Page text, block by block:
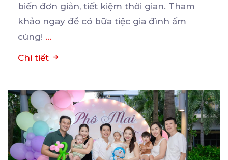
biến đơn giản, tiết kiệm thời gian. Tham
khảo ngay để có bữa tiệc gia đình ấm
cúng! ...
Chi tiết